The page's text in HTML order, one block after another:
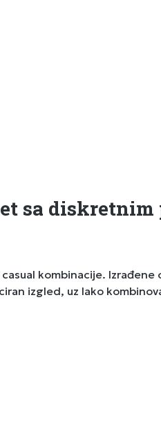
sa diskretnim
kombinacije.
izgled, uz lako